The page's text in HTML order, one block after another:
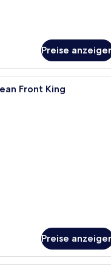
Preise
Sun Club Master Suite
Front King
Preise
Ein Hotelzimmer mit Bett,